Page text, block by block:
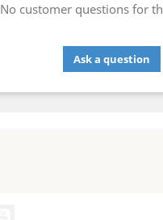
No customer questions for
Ask a question